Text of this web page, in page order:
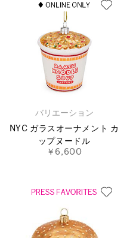
バリエーション
NYC ガラスオーナメント カ
ップヌードル
￥6,600